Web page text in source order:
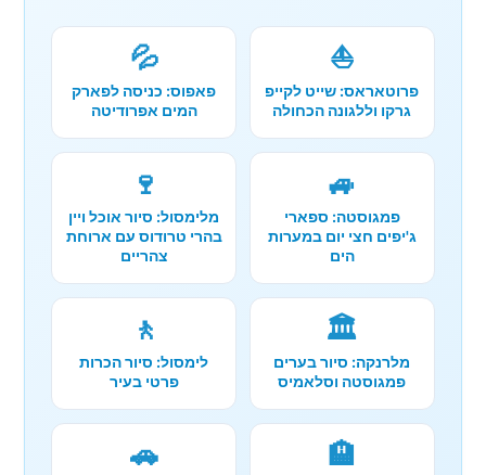
⛵
פרוטאראס: שייט לקייפ
גרקו וללגונה הכחולה
💦
פאפוס: כניסה לפארק
המים אפרודיטה
🚙
פמגוסטה: ספארי
ג'יפים חצי יום במערות
הים
🍷
מלימסול: סיור אוכל ויין
בהרי טרודוס עם ארוחת
צהריים
🏛️
מלרנקה: סיור בערים
פמגוסטה וסלאמיס
🚶
לימסול: סיור הכרות
פרטי בעיר
🏨
🚗